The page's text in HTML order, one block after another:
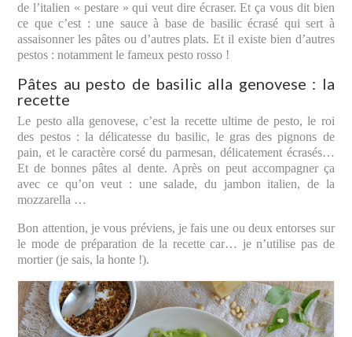
de l’italien « pestare » qui veut dire écraser. Et ça vous dit bien
ce que c’est : une sauce à base de basilic écrasé qui sert à
assaisonner les pâtes ou d’autres plats. Et il existe bien d’autres
pestos : notamment le fameux pesto rosso !
Pâtes au pesto de basilic alla genovese : la
recette
Le pesto alla genovese, c’est la recette ultime de pesto, le roi
des pestos : la délicatesse du basilic, le gras des pignons de
pain, et le caractère corsé du parmesan, délicatement écrasés…
Et de bonnes pâtes al dente. Après on peut accompagner ça
avec ce qu’on veut : une salade, du jambon italien, de la
mozzarella …
Bon attention, je vous préviens, je fais une ou deux entorses sur
le mode de préparation de la recette car… je n’utilise pas de
mortier (je sais, la honte !).